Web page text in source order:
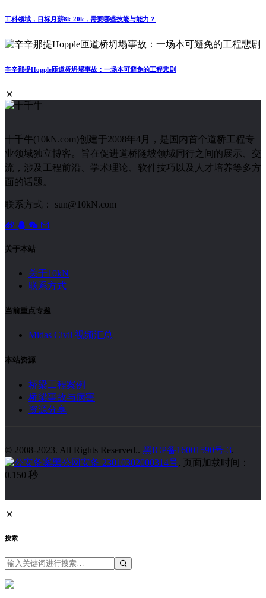
工科领域，目标月薪8k-20k，需要哪些技能与能力？
辛辛那提Hopple匝道桥坍塌事故：一场本可避免的工程悲剧
十千牛(10kN.com)创建于2008年4月，是国内首个道桥工程专
业领域独立博客。旨在促进道桥隧坡领域同行之间的展示、交
流，涉及工程前沿、学术理论、软件技巧以及人才培养等多方
面的话题。
联系方式： sun@10kN.com
关于本站
关于10kN
联系方式
当前重点专题
Midas Civil 视频汇总
本站资源
桥梁工程案例
桥梁事故与病害
资源分享
© 2008-2023. All Rights Reserved.. 黑ICP备16001590号-3.
黑公网安备 23010302000314号. 页面加载时间：
0.150 秒
搜索